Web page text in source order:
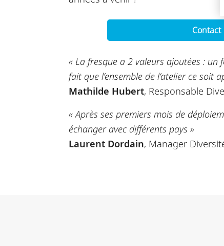
Contact
« La fresque a 2 valeurs ajoutées :
fait que l’ensemble de l’atelier ce soit
Mathilde Hubert, Responsable
« Après ses premiers mois de
échanger avec différents pays »
Laurent Dordain, Manager